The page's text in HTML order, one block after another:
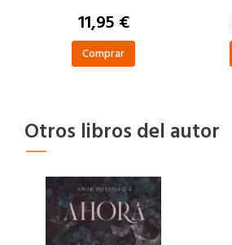
11,95 €
Comprar
Otros libros del autor